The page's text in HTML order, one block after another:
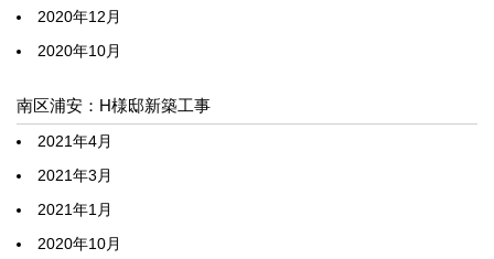
2020年12月
2020年10月
南区浦安：H様邸新築工事
2021年4月
2021年3月
2021年1月
2020年10月